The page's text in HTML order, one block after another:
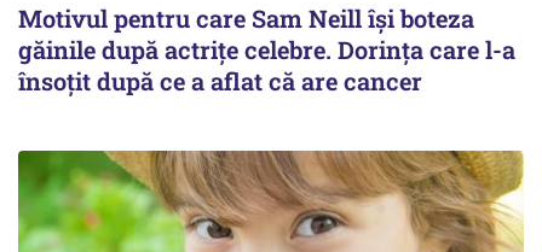
Motivul pentru care Sam Neill își boteza
găinile după actrițe celebre. Dorința care l-a
însoțit după ce a aflat că are cancer